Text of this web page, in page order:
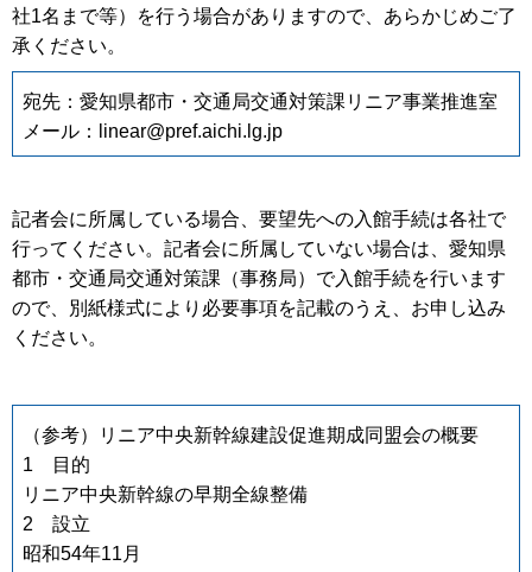
社1名まで等）を行う場合がありますので、あらかじめご了
承ください。
宛先：愛知県都市・交通局交通対策課リニア事業推進室
メール：linear@pref.aichi.lg.jp
記者会に所属している場合、要望先への入館手続は各社で
行ってください。記者会に所属していない場合は、愛知県
都市・交通局交通対策課（事務局）で入館手続を行います
ので、別紙様式により必要事項を記載のうえ、お申し込み
ください。
（参考）リニア中央新幹線建設促進期成同盟会の概要
1 目的
リニア中央新幹線の早期全線整備
2 設立
昭和54年11月